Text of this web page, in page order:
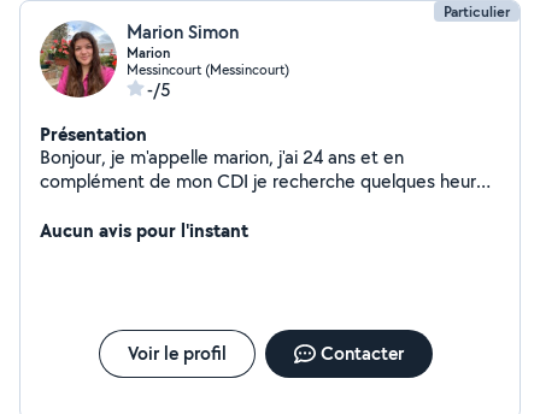
Particulier
Marion Simon
Marion
Messincourt (Messincourt)
-/5
Présentation
Bonjour, je m'appelle marion, j'ai 24 ans et en
complément de mon CDI je recherche quelques heures
quelque temps avant de revenir travailler en france j'ai
Aucun avis pour l'instant
Voir le profil Contacter